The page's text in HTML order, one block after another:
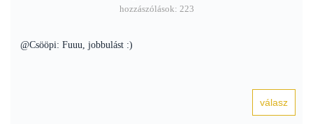
hozzászólások: 223
@Csööpi: Fuuu, jobbulást :)